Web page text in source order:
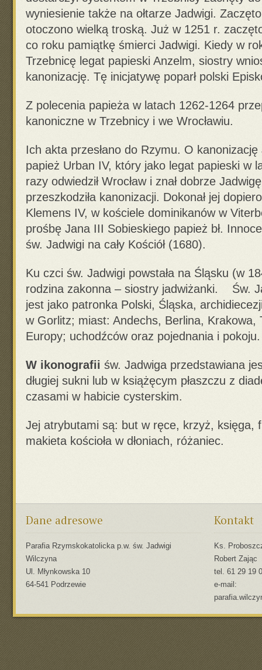
wyniesienie także na ołtarze Jadwigi.
otoczono wielką troską. Już w 1251 r.
co roku pamiątkę śmierci Jadwigi. Kiedy w
Trzebnicę legat papieski Anzelm, siostry
kanonizację. Tę inicjatywę poparł polski
Z polecenia papieża w latach 1262-1264
kanoniczne w Trzebnicy i we Wrocławiu.
Ich akta przesłano do Rzymu. O kanonizację
papież Urban IV, który jako legat papieski w
razy odwiedził Wrocław i znał dobrze
przeszkodziła kanonizacji. Dokonał jej
Klemens IV, w kościele dominikanów w
prośbę Jana III Sobieskiego papież bł.
św. Jadwigi na cały Kościół (1680).
Ku czci św. Jadwigi powstała na Śląsku (w
rodzina zakonna – siostry jadwiżanki. Św.
jest jako patronka Polski, Śląska,
w Gorlitz; miast: Andechs, Berlina, Krakowa,
Europy; uchodźców oraz pojednania i pokoju.
W ikonografii św. Jadwiga przedstawiana
długiej sukni lub w książęcym płaszczu z
czasami w habicie cysterskim.
Jej atrybutami są: but w ręce, krzyż, księga,
makieta kościoła w dłoniach, różaniec.
Dane adresowe
Parafia Rzymskokatolicka p.w. św. Jadwigi
Wilczyna
Ul. Młynkowska 10
64-541 Podrzewie
Kontakt
Ks.
Robert Zając
tel. 61 29 19
e-mail: